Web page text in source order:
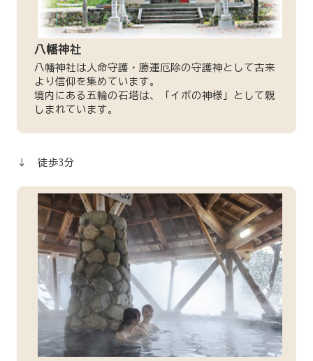
八幡神社
八幡神社は人命守護・勝運厄除の守護神として古来
より信仰を集めています。
境内にある五輪の石塔は、「イボの神様」として親
しまれています。
↓ 徒歩3分